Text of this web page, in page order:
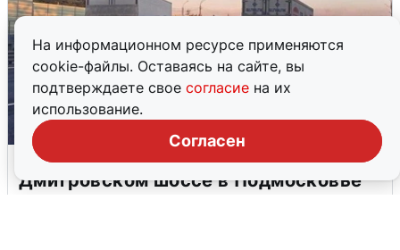
На информационном ресурсе применяются
cookie-файлы. Оставаясь на сайте, вы
подтверждаете свое согласие на их
использование.
Согласен
Пять машин столкнулись на
Дмитровском шоссе в Подмосковье